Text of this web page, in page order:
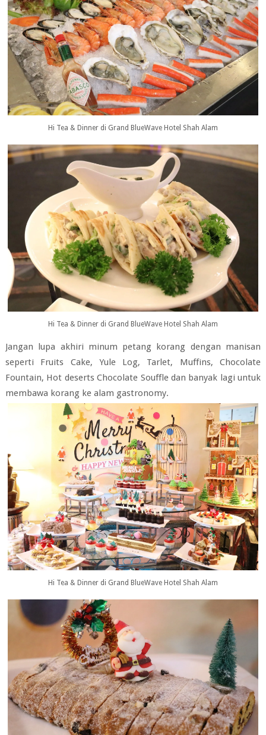
Hi Tea & Dinner di Grand BlueWave Hotel Shah Alam
Hi Tea & Dinner di Grand BlueWave Hotel Shah Alam
Jangan lupa akhiri minum petang korang dengan manisan
seperti Fruits Cake, Yule Log, Tarlet, Muffins, Chocolate
Fountain, Hot deserts Chocolate Souffle dan banyak lagi untuk
membawa korang ke alam gastronomy.
Hi Tea & Dinner di Grand BlueWave Hotel Shah Alam